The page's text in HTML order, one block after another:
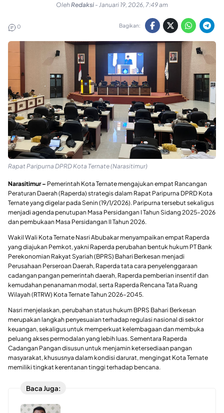
OlehRedaksi - Januari 19, 2026, 7:49 am
0 Bagikan:
Rapat Paripurna DPRD Kota Ternate (Narasitimur)
Narasitimur – Pemerintah Kota Ternate mengajukan empat Rancangan
Peraturan Daerah (Raperda) strategis dalam Rapat Paripurna DPRD Kota
Ternate yang digelar pada Senin (19/1/2026). Paripurna tersebut sekaligus
menjadi agenda penutupan Masa Persidangan I Tahun Sidang 2025–2026
dan pembukaan Masa Persidangan II Tahun 2026.
Wakil Wali Kota Ternate Nasri Abubakar menyampaikan empat Raperda
yang diajukan Pemkot, yakni Raperda perubahan bentuk hukum PT Bank
Perekonomian Rakyat Syariah (BPRS) Bahari Berkesan menjadi
Perusahaan Perseroan Daerah, Raperda tata cara penyelenggaraan
cadangan pangan pemerintah daerah, Raperda pemberian insentif dan
kemudahan penanaman modal, serta Raperda Rencana Tata Ruang
Wilayah (RTRW) Kota Ternate Tahun 2026–2045.
Nasri menjelaskan, perubahan status hukum BPRS Bahari Berkesan
merupakan langkah penyesuaian terhadap regulasi nasional di sektor
keuangan, sekaligus untuk memperkuat kelembagaan dan membuka
peluang akses permodalan yang lebih luas. Sementara Raperda
Cadangan Pangan disusun untuk menjamin ketersediaan pangan
masyarakat, khususnya dalam kondisi darurat, mengingat Kota Ternate
memiliki tingkat kerentanan tinggi terhadap bencana.
Baca Juga: